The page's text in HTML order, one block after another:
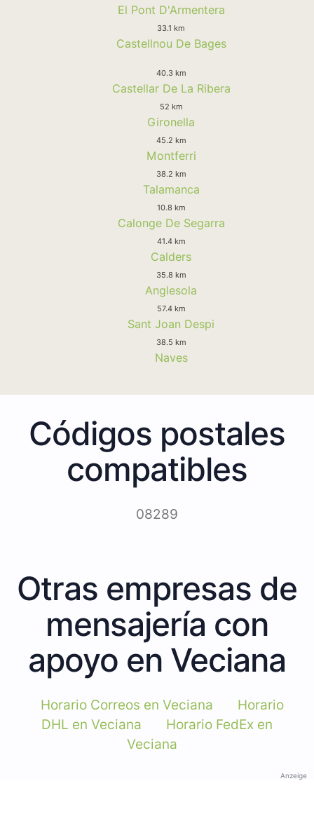
El Pont D'Armentera
33.1 km
Castellnou De Bages
40.3 km
Castellar De La Ribera
52 km
Gironella
45.2 km
Montferri
38.2 km
Talamanca
10.8 km
Calonge De Segarra
41.4 km
Calders
35.8 km
Anglesola
57.4 km
Sant Joan Despi
38.5 km
Naves
Códigos postales
compatibles
08289
Otras empresas de
mensajería con
apoyo en Veciana
Horario Correos en Veciana
Horario
DHL en Veciana
Horario FedEx en
Veciana
Anzeige